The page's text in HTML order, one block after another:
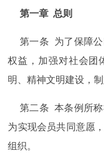
第一章 总则
第一条 为了保障
权益，加强对社会团
明、精神文明建设，制
第二条 本条例所称
为实现会员共同意愿
组织。